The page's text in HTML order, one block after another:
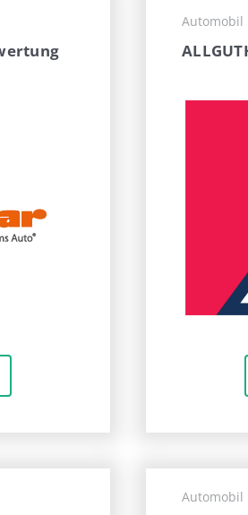
Automobil
Automobil